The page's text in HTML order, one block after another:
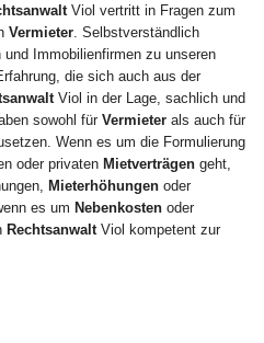
Viol vertritt in Fragen zum
Vermieter . Selbstverständlich
Immobilienfirmen zu unseren
die sich auch aus der
Viol in der Lage, sachlich und
sowohl für Vermieter als auch für
Wenn es um die Formulierung
oder privaten Mietverträgen geht,
Mieterhöhungen oder
es um Nebenkosten oder
Rechtsanwalt Viol kompetent zur